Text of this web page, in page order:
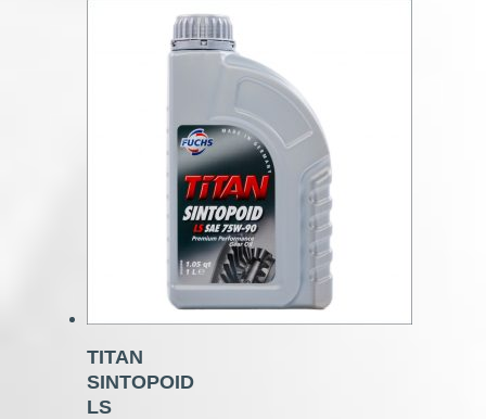
TITAN
SINTOPOID
LS